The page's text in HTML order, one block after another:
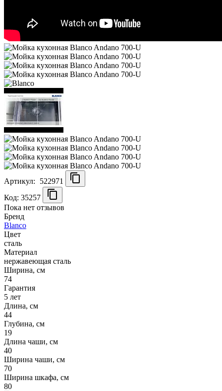
Артикул:
522971
Код: 35257
Пока нет отзывов
Бренд
Blanco
Цвет
сталь
Материал
нержавеющая сталь
Ширина, см
74
Гарантия
5 лет
Длина, см
44
Глубина, см
19
Длина чаши, см
40
Ширина чаши, см
70
Ширина шкафа, см
80